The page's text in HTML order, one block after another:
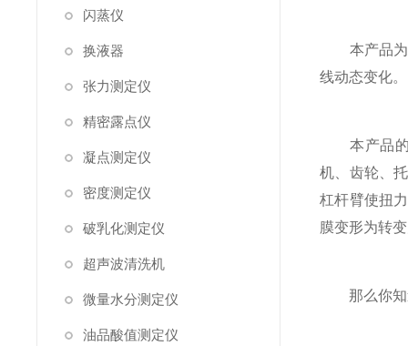
闪蒸仪
换液器
张力测定仪
精密露点仪
凝点测定仪
密度测定仪
破乳化测定仪
超声波清洗机
微量水分测定仪
油品酸值测定仪
本产品为一
线动态变化。
本产品的
机、齿轮、
杠杆臂使扭
膜变形为转
那么你知道